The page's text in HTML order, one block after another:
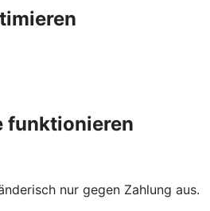
funktionieren
nur gegen Zahlung aus.